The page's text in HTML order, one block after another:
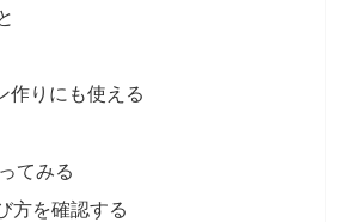
作りにも使える
てみる
方を確認する